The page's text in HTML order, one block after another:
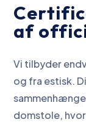
af
Vi tilbyder
og fra estisk.
domstole,